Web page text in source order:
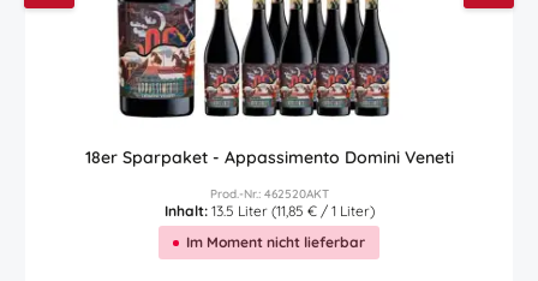
18er Sparpaket - Appassimento Domini Veneti
Prod.-Nr.: 462520AKT
Inhalt: 13.5 Liter (11,85 € / 1 Liter)
Im Moment nicht lieferbar